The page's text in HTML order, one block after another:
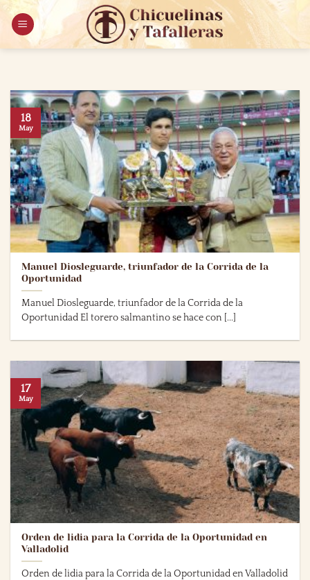
Saltar
contenido
Manuel Diosleguarde, triunfador de la Corrida de la
Oportunidad
Manuel Diosleguarde, triunfador de la Corrida de la
Oportunidad El torero salmantino se hace con [...]
18
May
Orden de lidia para la Corrida de la Oportunidad en
Valladolid
Orden de lidia para la Corrida de la Oportunidad en Valladolid
17
May